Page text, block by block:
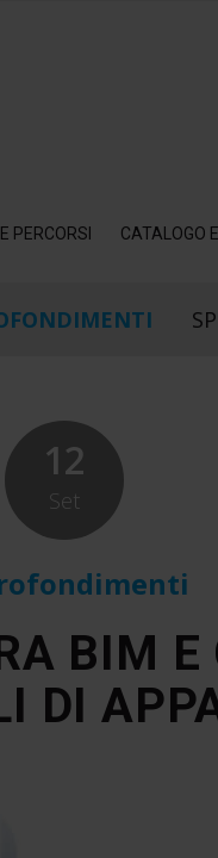
PERCORSI CATALOGO
12
Set
BIM E
DI